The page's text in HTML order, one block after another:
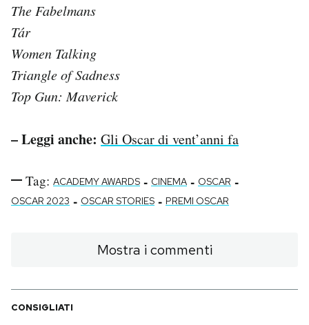
The Fabelmans
Tár
Women Talking
Triangle of Sadness
Top Gun: Maverick
– Leggi anche: Gli Oscar di vent’anni fa
Tag: ACADEMY AWARDS - CINEMA - OSCAR -
OSCAR 2023 - OSCAR STORIES - PREMI OSCAR
Mostra i commenti
CONSIGLIATI